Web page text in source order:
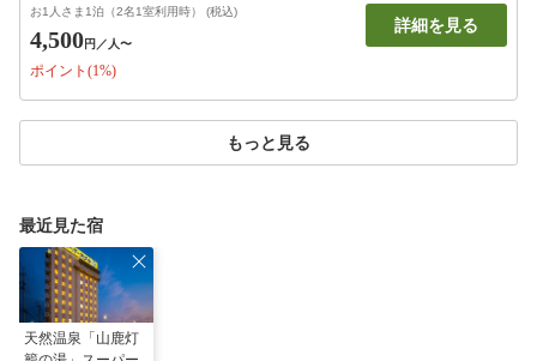
お1人さま1泊（2名1室利用時） (税込)
4,500円 ／人〜
ポイント(1%)
詳細を見る
もっと見る
最近見た宿
天然温泉「山鹿灯